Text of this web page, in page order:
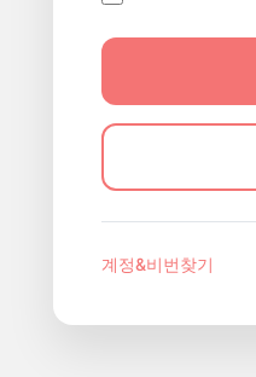
계정&비번찾기